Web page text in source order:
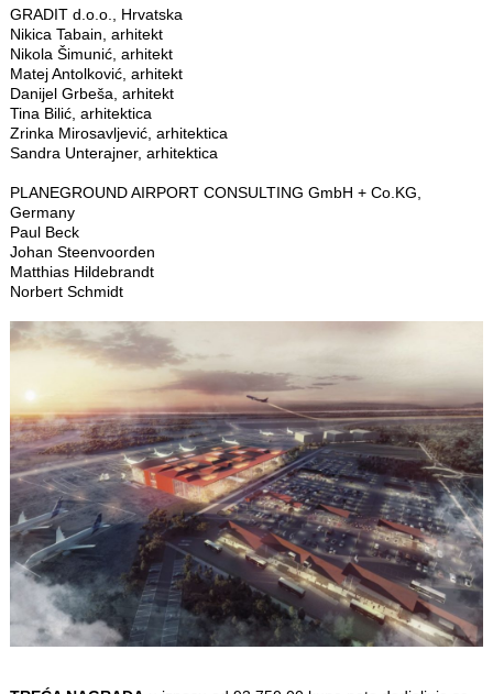
GRADIT d.o.o., Hrvatska
Nikica Tabain, arhitekt
Nikola Šimunić, arhitekt
Matej Antolković, arhitekt
Danijel Grbeša, arhitekt
Tina Bilić, arhitektica
Zrinka Mirosavljević, arhitektica
Sandra Unterajner, arhitektica
PLANEGROUND AIRPORT CONSULTING GmbH + Co.KG,
Germany
Paul Beck
Johan Steenvoorden
Matthias Hildebrandt
Norbert Schmidt